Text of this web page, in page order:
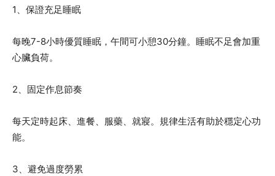
1、保證充足睡眠
每晚7-8小時優質睡眠，午間可小憩30分鐘。睡眠不足會加重
心臟負荷。
2、固定作息節奏
每天定時起床、進餐、服藥、就寢。規律生活有助於穩定心功
能。
3、避免過度勞累